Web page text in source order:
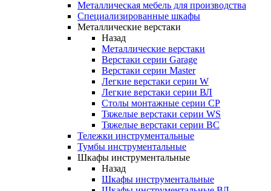
Металлическая мебель для производства
Cпециализированные шкафы
Металлические верстаки
Назад
Металлические верстаки
Верстаки серии Garage
Верстаки серии Master
Легкие верстаки серии W
Легкие верстаки серии ВЛ
Столы монтажные серии СР
Тяжелые верстаки серии WS
Тяжелые верстаки серии ВС
Тележки инструментальные
Тумбы инструментальные
Шкафы инструментальные
Назад
Шкафы инструментальные